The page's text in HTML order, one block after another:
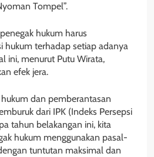
Tompel”.
hukum harus
hukum terhadap setiap adanya
ini, menurut Putu Wirata,
efek jera.
dan pemberantasan
dari IPK (Indeks Persepsi
tahun belakangan ini, kita
hukum menggunakan pasal-
tuntutan maksimal dan